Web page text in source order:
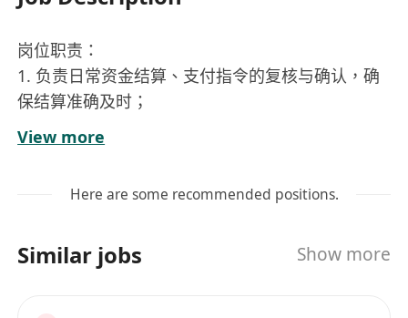
岗位职责：
1. 负责日常资金结算、支付指令的复核与确认，确
保结算准确及时；
2. 统筹银行账户管理与对账工作，监控资金头寸及
流动性状况；
效率与安全性；
事务并优化结算流程；
View more
Here are some recommended positions.
Similar jobs Show more